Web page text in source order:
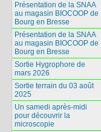
Présentation de la SNAA
au magasin BIOCOOP de
Bourg en Bresse
Présentation de la SNAA
au magasin BIOCOOP de
Bourg en Bresse
Sortie Hygrophore de
mars 2026
Sortie terrain du 03 août
2025
Un samedi après-midi
pour découvrir la
microscopie